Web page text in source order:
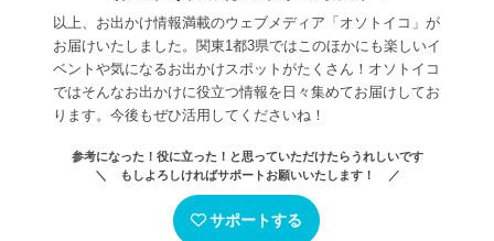
以上、お出かけ情報満載のウェブメディア「オソトイコ」が
お届けいたしました。関東1都3県ではこのほかにも楽しいイ
ベントや気になるお出かけスポットがたくさん！オソトイコ
ではそんなお出かけに役立つ情報を日々集めてお届けしてお
ります。今後もぜひ活用してくださいね！
参考になった！役に立った！と思っていただけたらうれしいです
＼ もしよろしければサポートお願いいたします！ ／
サポートする